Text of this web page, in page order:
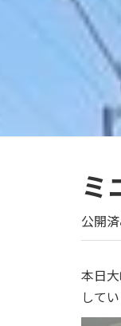
ミ
公開
本日
して